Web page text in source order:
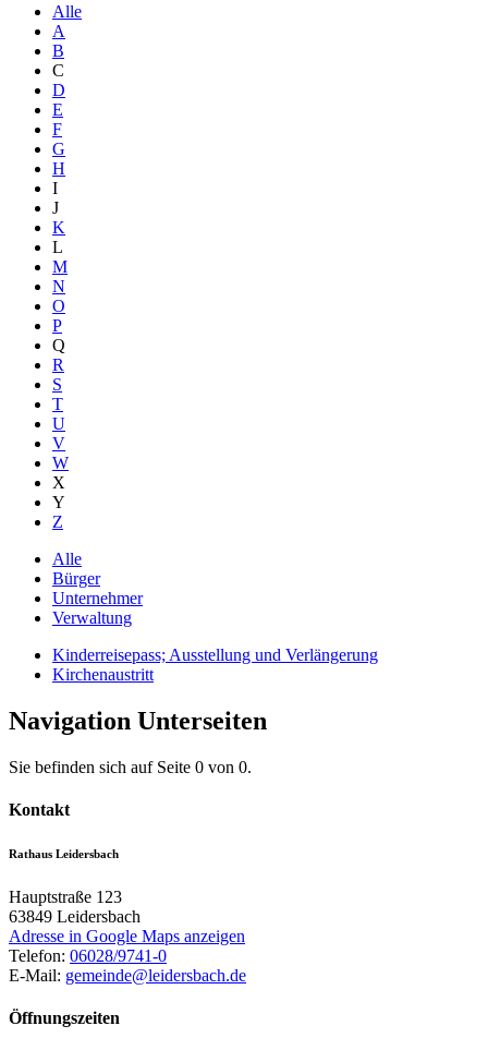
Alle
A
B
C
D
E
F
G
H
I
J
K
L
M
N
O
P
Q
R
S
T
U
V
W
X
Y
Z
Alle
Bürger
Unternehmer
Verwaltung
Kinderreisepass; Ausstellung und Verlängerung
Kirchenaustritt
Navigation Unterseiten
Sie befinden sich auf Seite 0 von 0.
Kontakt
Rathaus Leidersbach
Hauptstraße 123
63849 Leidersbach
Adresse in Google Maps anzeigen
Telefon: 06028/9741-0
E-Mail: gemeinde@leidersbach.de
Öffnungszeiten